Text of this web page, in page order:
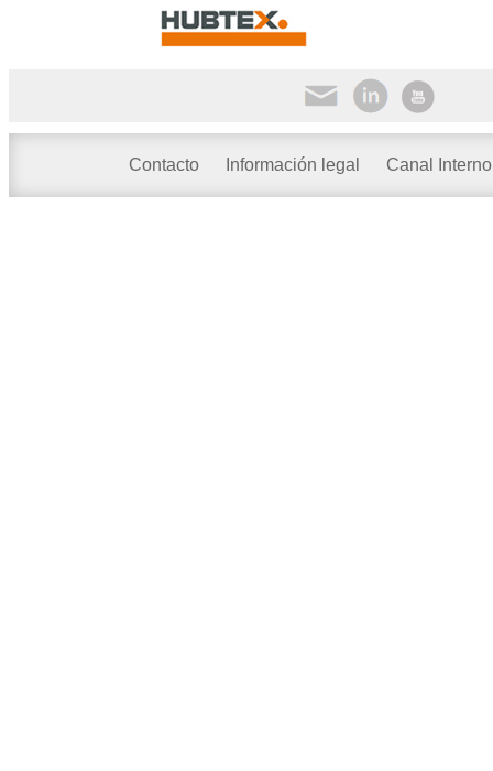
Contacto Información legal Canal